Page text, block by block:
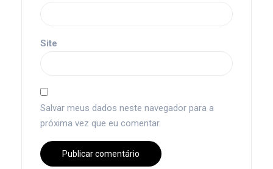
Site
Salvar meus dados neste navegador para a
próxima vez que eu comentar.